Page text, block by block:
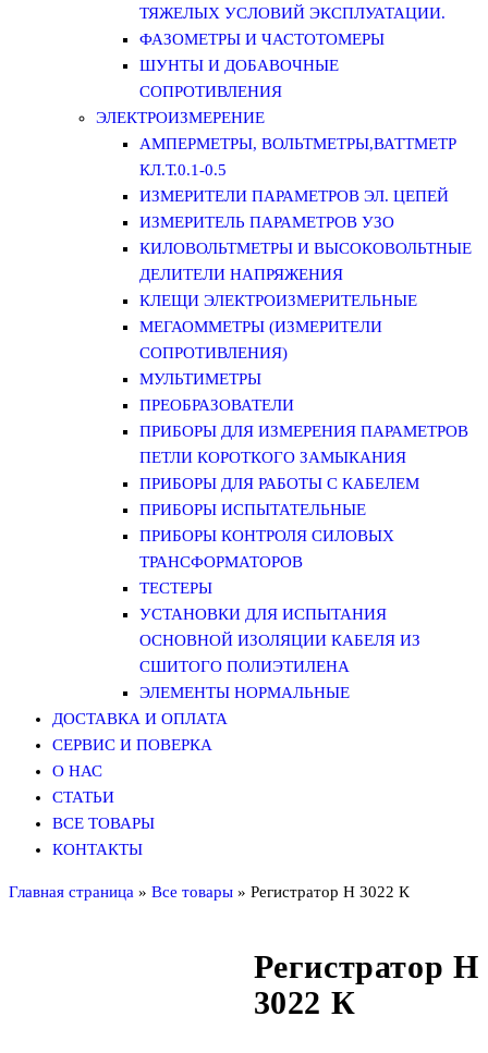
ТЯЖЕЛЫХ УСЛОВИЙ ЭКСПЛУАТАЦИИ.
ФАЗОМЕТРЫ И ЧАСТОТОМЕРЫ
ШУНТЫ И ДОБАВОЧНЫЕ
СОПРОТИВЛЕНИЯ
ЭЛЕКТРОИЗМЕРЕНИЕ
АМПЕРМЕТРЫ, ВОЛЬТМЕТРЫ,ВАТТМЕТР
КЛ.Т.0.1-0.5
ИЗМЕРИТЕЛИ ПАРАМЕТРОВ ЭЛ. ЦЕПЕЙ
ИЗМЕРИТЕЛЬ ПАРАМЕТРОВ УЗО
КИЛОВОЛЬТМЕТРЫ И ВЫСОКОВОЛЬТНЫЕ
ДЕЛИТЕЛИ НАПРЯЖЕНИЯ
КЛЕЩИ ЭЛЕКТРОИЗМЕРИТЕЛЬНЫЕ
МЕГАОММЕТРЫ (ИЗМЕРИТЕЛИ
СОПРОТИВЛЕНИЯ)
МУЛЬТИМЕТРЫ
ПРЕОБРАЗОВАТЕЛИ
ПРИБОРЫ ДЛЯ ИЗМЕРЕНИЯ ПАРАМЕТРОВ
ПЕТЛИ КОРОТКОГО ЗАМЫКАНИЯ
ПРИБОРЫ ДЛЯ РАБОТЫ С КАБЕЛЕМ
ПРИБОРЫ ИСПЫТАТЕЛЬНЫЕ
ПРИБОРЫ КОНТРОЛЯ СИЛОВЫХ
ТРАНСФОРМАТОРОВ
ТЕСТЕРЫ
УСТАНОВКИ ДЛЯ ИСПЫТАНИЯ
ОСНОВНОЙ ИЗОЛЯЦИИ КАБЕЛЯ ИЗ
СШИТОГО ПОЛИЭТИЛЕНА
ЭЛЕМЕНТЫ НОРМАЛЬНЫЕ
ДОСТАВКА И ОПЛАТА
СЕРВИС И ПОВЕРКА
О НАС
СТАТЬИ
ВСЕ ТОВАРЫ
КОНТАКТЫ
Главная страница » Все товары » Регистратор Н 3022 К
Регистратор Н
3022 К